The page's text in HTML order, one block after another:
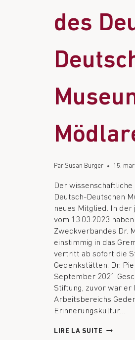
des
Par Susan Burger 15.
Der wissenschaftliche
Deutsch-Deutschen
neues Mitglied. In der
vom 13.03.2023
Zweckverbandes Dr.
einstimmig in das
vertritt ab sofort die
Gedenkstätten. Dr.
September 2021
Stiftung, zuvor war er
Arbeitsbereichs
Erinnerungskultur…
LIRE LA SUITE